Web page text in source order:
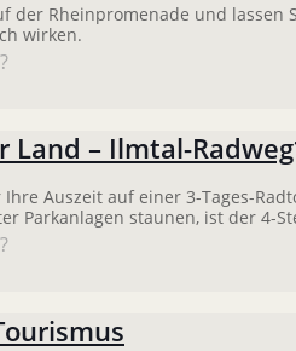
der Rheinpromenade und lassen
wirken.
Land – Ilmtal-
Auszeit auf einer 3-Tages-
Parkanlagen staunen, ist der 4-